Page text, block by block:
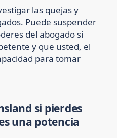
las quejas y
Puede suspender
del abogado si
y que usted, el
para tomar
si pierdes
una potencia